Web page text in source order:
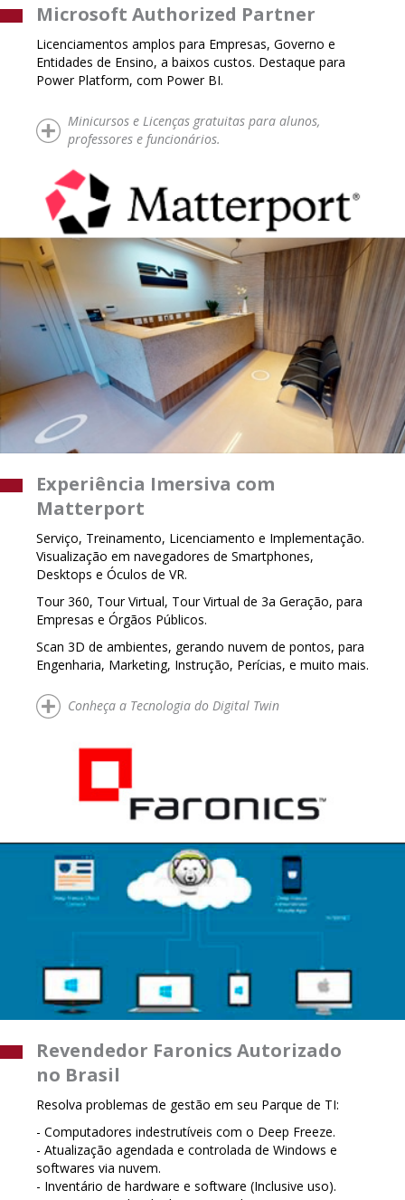
Microsoft Authorized Partner
Licenciamentos amplos para Empresas, Governo e
Entidades de Ensino, a baixos custos. Destaque para
Power Platform, com Power BI.
Minicursos e Licenças gratuitas para alunos,
professores e funcionários.
Experiência Imersiva com
Matterport
Serviço, Treinamento, Licenciamento e Implementação.
Visualização em navegadores de Smartphones,
Desktops e Óculos de VR.
Tour 360, Tour Virtual, Tour Virtual de 3a Geração, para
Empresas e Órgãos Públicos.
Scan 3D de ambientes, gerando nuvem de pontos, para
Engenharia, Marketing, Instrução, Perícias, e muito mais.
Conheça a Tecnologia do Digital Twin
Revendedor Faronics Autorizado
no Brasil
Resolva problemas de gestão em seu Parque de TI:
- Computadores indestrutíveis com o Deep Freeze.
- Atualização agendada e controlada de Windows e
softwares via nuvem.
- Inventário de hardware e software (Inclusive uso).